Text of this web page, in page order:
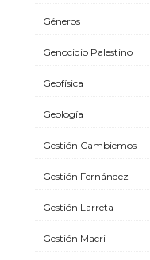
Géneros
Genocidio Palestino
Geofísica
Geología
Gestión Cambiemos
Gestión Fernández
Gestión Larreta
Gestión Macri